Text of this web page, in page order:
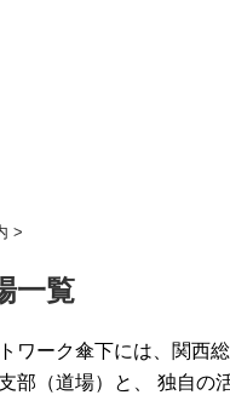
>
一覧
ワーク傘下には、関西
（道場）と、 独自の